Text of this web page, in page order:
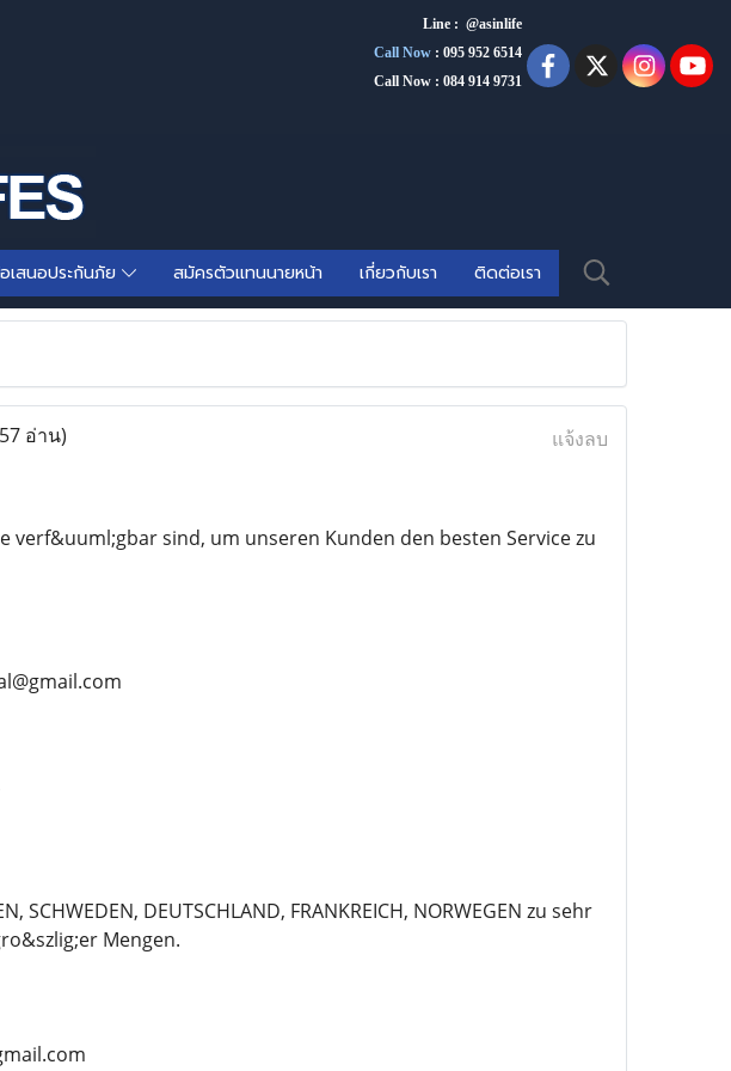
Line : @asinlife
Call Now : 095 952 6514
Call Now : 084 914 9731
เสนอประกันภัย สมัครตัวแทนนายหน้า เกี่ยวกับเรา ติดต่อเรา
อ่าน) แจ้งลบ
sind, um unseren Kunden den besten Service zu
SCHWEDEN, DEUTSCHLAND, FRANKREICH, NORWEGEN zu sehr
Mengen.